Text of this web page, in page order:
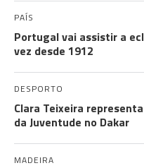
PAÍS
Portugal vai assistir a
vez desde 1912
DESPORTO
Clara Teixeira
da Juventude no Dakar
MADEIRA